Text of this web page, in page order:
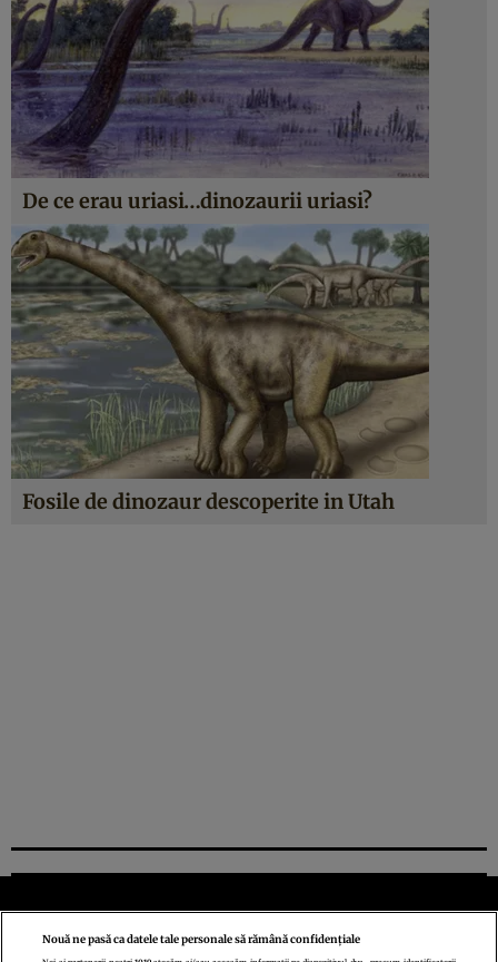
De ce erau uriasi…dinozaurii uriasi?
Fosile de dinozaur descoperite in Utah
Nouă ne pasă ca datele tale personale să rămână confidențiale